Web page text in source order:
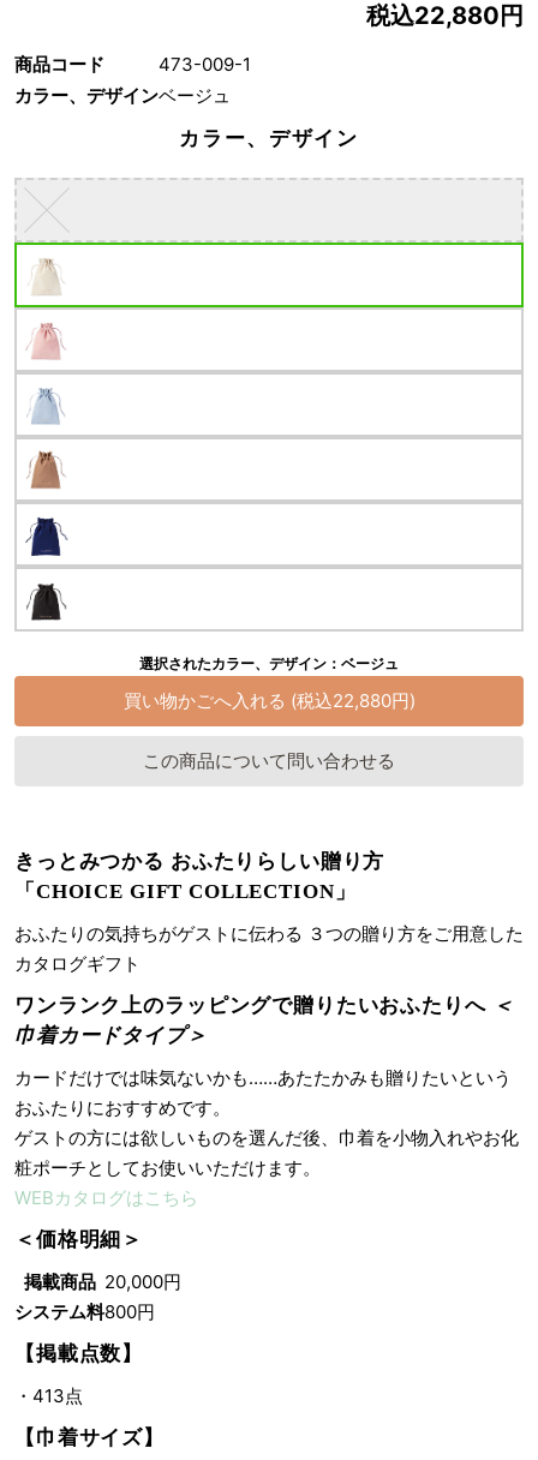
税込22,880円
商品コード
473-009-1
カラー、デザインベージュ
カラー、デザイン
選択されたカラー、デザイン：ベージュ
この商品について問い合わせる
きっとみつかる おふたりらしい贈り方
「CHOICE GIFT COLLECTION」
おふたりの気持ちがゲストに伝わる ３つの贈り方をご用意した
カタログギフト
ワンランク上のラッピングで贈りたいおふたりへ ＜
巾着カードタイプ＞
カードだけでは味気ないかも……あたたかみも贈りたいという
おふたりにおすすめです。
ゲストの方には欲しいものを選んだ後、巾着を小物入れやお化
粧ポーチとしてお使いいただけます。
WEBカタログはこちら
＜価格明細＞
掲載商品 20,000円
システム料800円
【掲載点数】
・413点
【巾着サイズ】